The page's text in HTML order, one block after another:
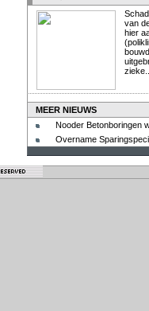
van
hier
MEER NIEUWS
Nooder Betonboringen
Overname